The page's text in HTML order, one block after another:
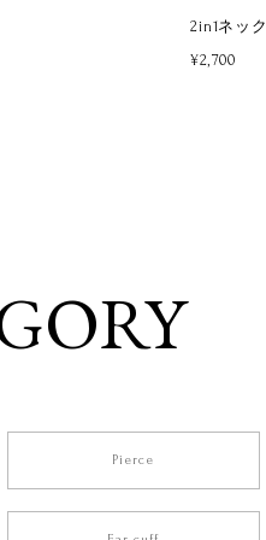
2in1ネッ
¥2,700
Pierce